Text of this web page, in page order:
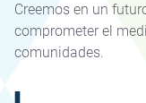
Creemos en un
comprometer el
comunidades.